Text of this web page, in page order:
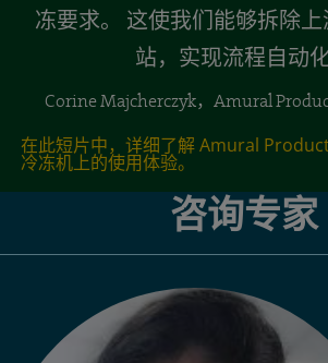
冻要求。 这使我们能够拆除
站，实现流程自动化
Corine Majcherczyk，Amural
在此短片中，详细了解 Amural
冷冻机上的使用体验。
咨询专家